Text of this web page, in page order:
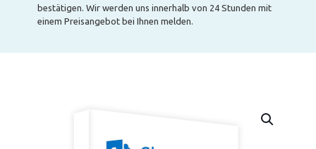
bestätigen. Wir werden uns innerhalb von 24 Stunden mit
einem Preisangebot bei Ihnen melden.